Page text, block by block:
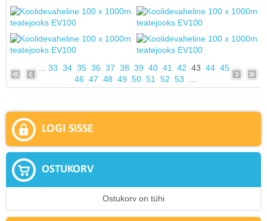
33 34 35 36 37 38 39 40 41 42 43 44 45
46 47 48 49 50 51 52 53
LOGI SISSE
OSTUKORV
Ostukorv on tühi